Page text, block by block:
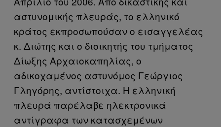
αστυνομικής πλευράς, το ελληνικό
κράτος εκπροσωπούσαν ο εισαγγελέας
κ. Διώτης και ο διοικητής του τμήματος
Δίωξης Αρχαιοκαπηλίας, ο
αδικοχαμένος αστυνόμος Γεώργιος
Γληγόρης, αντίστοιχα. Η ελληνική
πλευρά παρέλαβε ηλεκτρονικά
αντίγραφα των κατασχεμένων